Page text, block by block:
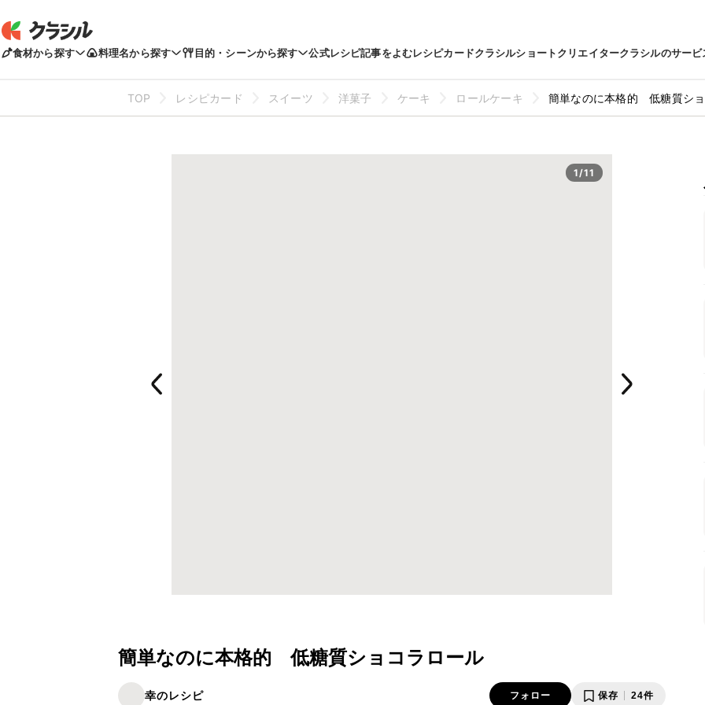
食材から探す 料理名から探す 目的・シーンから探す 公式レシピ記事をよむレシピカードクラシルショートクリエイタークラシルのサービ
TOP レシピカード スイーツ 洋菓子 ケーキ ロールケーキ 簡単なのに本格的 低糖質シ
1/11
簡単なのに本格的 低糖質ショコラロール
幸のレシピ フォロー 保存 24件